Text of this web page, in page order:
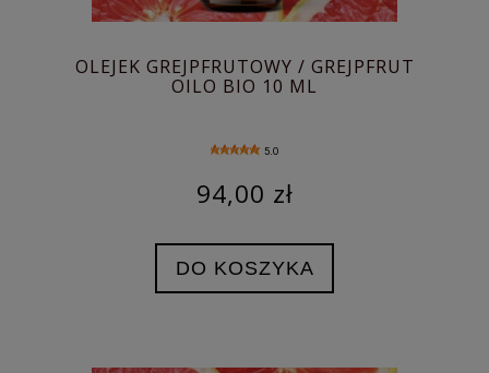
OLEJEK GREJPFRUTOWY / GREJPFRUT
OILO BIO 10 ML
5.0
94,00 zł
DO KOSZYKA